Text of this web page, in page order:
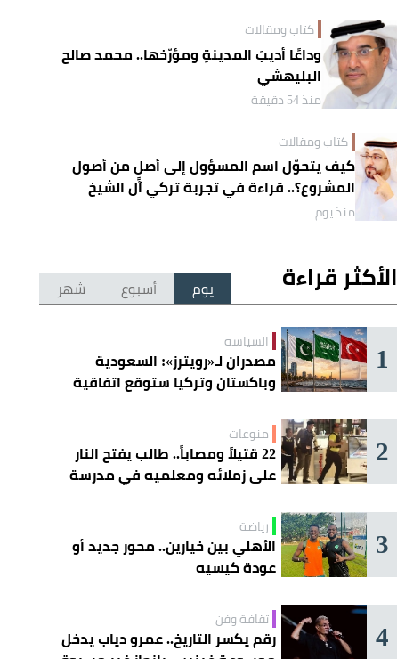
كتاب ومقالات
وداعًا أديبَ المدينةِ ومؤرّخها.. محمد صالح
البليهشي
منذ 54 دقيقة
كتاب ومقالات
كيف يتحوّل اسم المسؤول إلى أصلٍ من أصول
المشروع؟.. قراءة في تجربة تركي آل الشيخ
واقتصاد الانتباه
منذ يوم
الأكثر قراءة يوم أسبوع شهر
1 السياسة
مصدران لـ«رويترز»: السعودية
وباكستان وتركيا ستوقع اتفاقية
2 منوعات
22 قتيلاً ومصاباً.. طالب يفتح النار
على زملائه ومعلميه في مدرسة
3 رياضة
الأهلي بين خيارين.. محور جديد أو
عودة كيسيه
4 ثقافة وفن
رقم يكسر التاريخ.. عمرو دياب يدخل